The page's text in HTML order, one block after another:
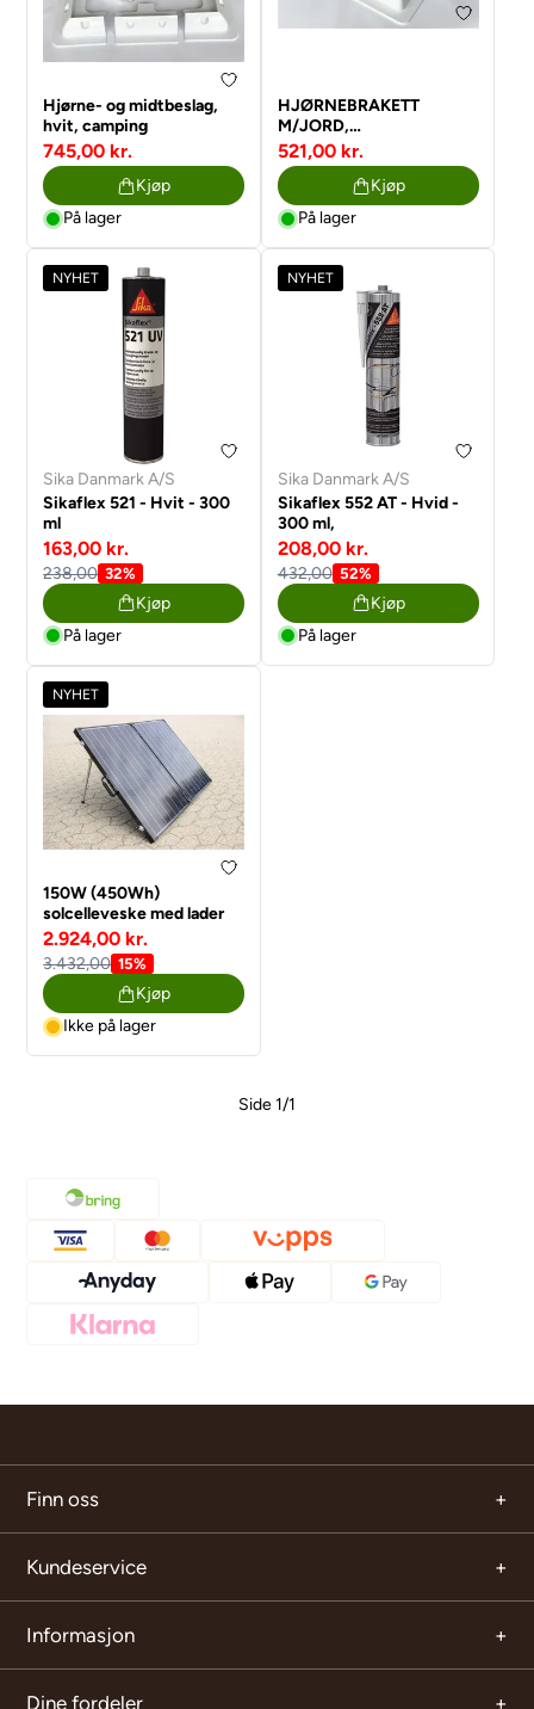
Hjørne- og midtbeslag,
hvit, camping
745,00 kr.
Kjøp
På lager
HJØRNEBRAKETT
M/JORD,
CAMPING/FLATT TAK
521,00 kr.
Kjøp
På lager
NYHET
Sika Danmark A/S
Sikaflex 521 - Hvit - 300
ml
163,00 kr.
238,00 32%
Kjøp
På lager
NYHET
Sika Danmark A/S
Sikaflex 552 AT - Hvid -
300 ml,
208,00 kr.
432,00 52%
Kjøp
På lager
NYHET
150W (450Wh)
solcelleveske med lader
2.924,00 kr.
3.432,00 15%
Kjøp
Ikke på lager
Side 1/1
Finn oss
Kundeservice
Informasjon
Dine fordeler